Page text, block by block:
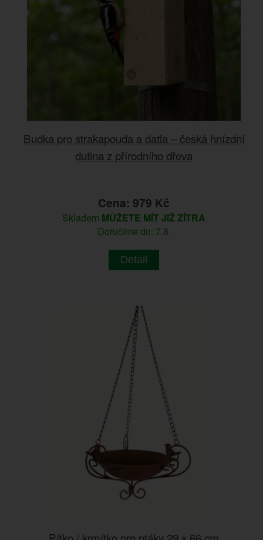
Budka pro strakapouda a datla – česká hnízdní
dutina z přírodního dřeva
Cena: 979 Kč
Skladem MŮŽETE MÍT JIŽ ZÍTRA
Doručíme do: 7.8.
Detail